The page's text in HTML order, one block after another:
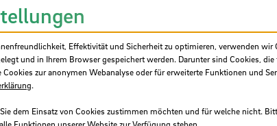
Effektivität und Sicherheit zu optimieren, verwenden wir
und in Ihrem Browser gespeichert werden. Darunter sind Cookies,
zur anonymen Webanalyse oder für erweiterte Funktionen und
.
dem Einsatz von Cookies zustimmen möchten und für welche nicht.
Funktionen unserer Website zur Verfügung stehen.